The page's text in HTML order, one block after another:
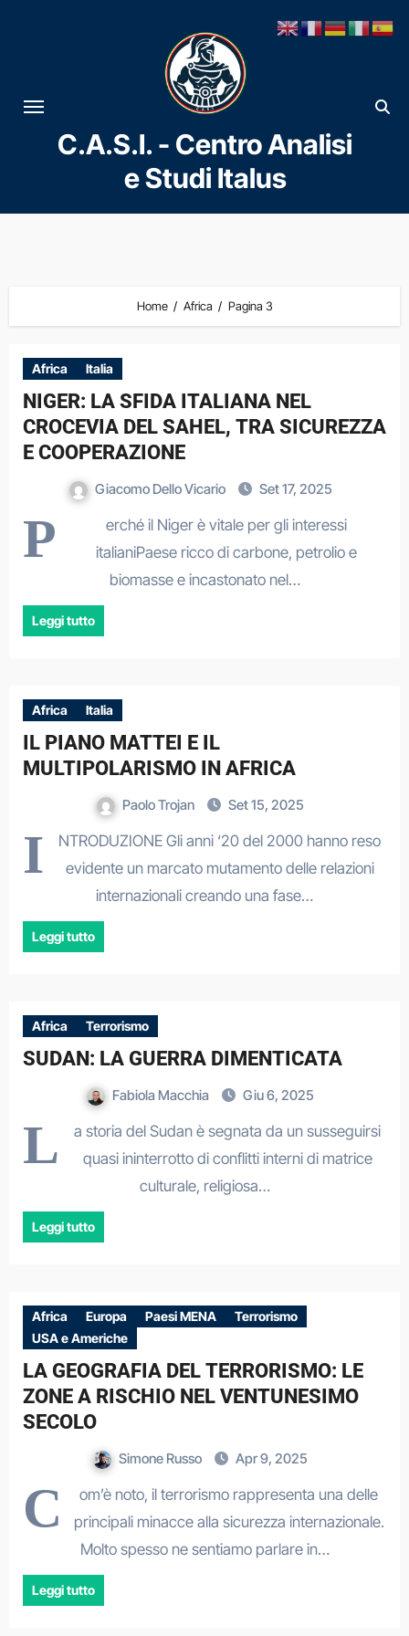
al
contenuto
C.A.S.I. - Centro Analisi
e Studi Italus
Home Africa Pagina 3
Africa Italia
NIGER: LA SFIDA ITALIANA NEL
CROCEVIA DEL SAHEL, TRA SICUREZZA
E COOPERAZIONE
Giacomo Dello Vicario Set 17, 2025
P
erché il Niger è vitale per gli interessi
italianiPaese ricco di carbone, petrolio e
biomasse e incastonato nel…
Leggi tutto
Africa Italia
IL PIANO MATTEI E IL
MULTIPOLARISMO IN AFRICA
Paolo Trojan Set 15, 2025
I
NTRODUZIONE Gli anni ‘20 del 2000 hanno reso
evidente un marcato mutamento delle relazioni
internazionali creando una fase…
Leggi tutto
Africa Terrorismo
SUDAN: LA GUERRA DIMENTICATA
Fabiola Macchia Giu 6, 2025
L
a storia del Sudan è segnata da un susseguirsi
quasi ininterrotto di conflitti interni di matrice
culturale, religiosa…
Leggi tutto
Africa Europa Paesi MENA
Terrorismo
USA e Americhe
LA GEOGRAFIA DEL TERRORISMO: LE
ZONE A RISCHIO NEL VENTUNESIMO
SECOLO
Simone Russo Apr 9, 2025
C
om’è noto, il terrorismo rappresenta una delle
principali minacce alla sicurezza internazionale.
Molto spesso ne sentiamo parlare in…
Leggi tutto